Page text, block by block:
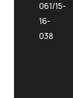
061/15-
16-
038